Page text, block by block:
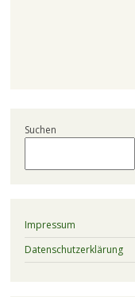
Suchen
Impressum
Datenschutzerklärung